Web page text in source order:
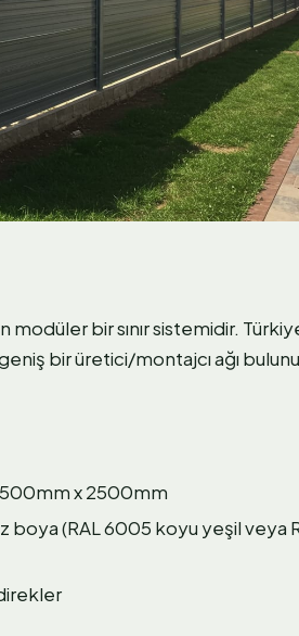
bir sınır sistemidir.
bir üretici/montajcı ağı
x 2500mm
boya (RAL 6005 koyu yeşil veya